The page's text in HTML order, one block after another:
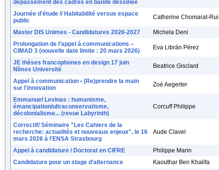
dépassement des cadres en bande dessinée
Journée d'étude // Habitabilité versus espace
public
Catherine Chomarat-
Master DIS Unimes - Candidatures 2026-2027
Michela Deni
Prolongation de l’appel à communications –
CIMAD 3 (nouvelle date limite : 20 mars 2026)
Eva Librán Pérez
JE thèses francophones en design 17 juin
Nîmes Université
Beatrice Gisclard
Appel à communication • (Re)prendre la main
sur l'innovation
Zoé Aegerter
Emmanuel Levinas : humanisme,
émancipation/ultraconservatisme,
décolonialisme... (revue Labyrinth)
Corcuff Philippe
Correctif/ Séminaire "Les Cahiers de la
recherche: actualités et nouveaux enjeux", le 16
mars 2026 à l'ENSA Strasbourg
Aude Clavel
Appel à candidature / Doctorat en CIFRE
Philippe Marin
Candidature pour un stage d’alternance
Kaouthar Ben Khalifa